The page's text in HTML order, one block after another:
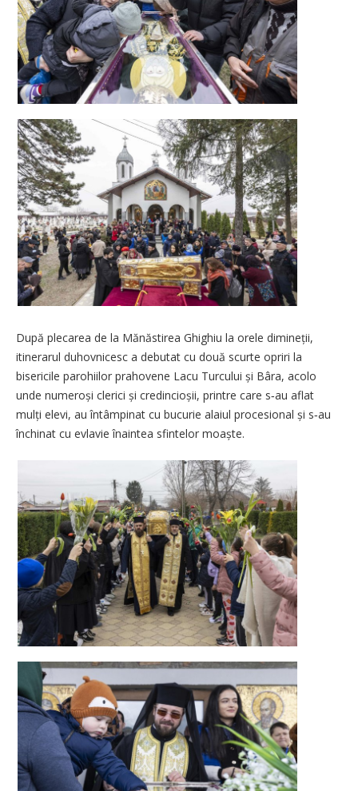
După plecarea de la Mănăstirea Ghighiu la orele dimineții,
itinerarul duhovnicesc a debutat cu două scurte opriri la
bisericile parohiilor prahovene Lacu Turcului și Bâra, acolo
unde numeroși clerici și credincioșii, printre care s‑au aflat
mulți elevi, au întâmpinat cu bucurie alaiul procesional și s‑au
închinat cu evlavie înaintea sfintelor moaște.